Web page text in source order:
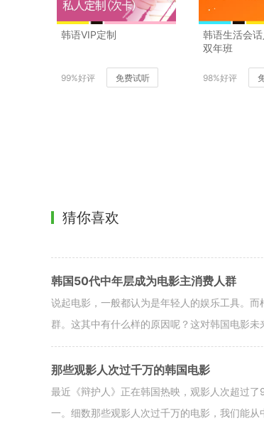
韩语VIP定制
99%好评 免费试听
韩语生活会
双年班
98%好评
猜你喜欢
韩国50代中年层成为电影主消费人群
说起电影，一般都认为是年轻人的娱乐工具。
群。这其中有什么样的原因呢？这对韩国电影未
那些观影人次过千万的韩国电影
最近《辩护人》正在韩国热映，观影人次超过
一。细数那些观影人次过千万的电影，我们能从